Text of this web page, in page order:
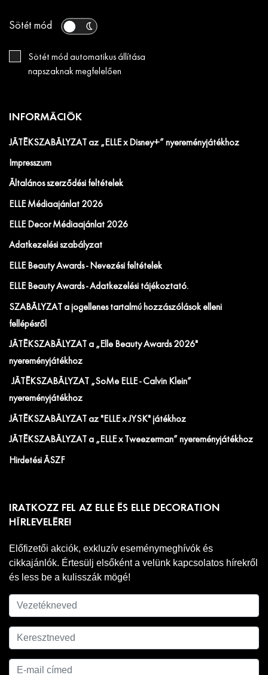
Sötét mód
Sötét mód automatikus állítása
napszaknak megfelelően
INFORMÁCIÓK
JÁTÉKSZABÁLYZAT az „ELLE x Disney+” nyereményjátékhoz
Impresszum
Általános szerződési feltételek
ELLE Médiaajánlat 2026
ELLE Decor Médiaajánlat 2026
Adatkezelési szabályzat
ELLE Beauty Awards - Nevezési feltételek
ELLE Beauty Awards - Adatkezelési tájékoztató.
SZABÁLYZAT a jogellenes tartalmú hozzászólások elleni
fellépésről
JÁTÉKSZABÁLYZAT a „Elle Beauty Awards 2026"
nyereményjátékhoz
JÁTÉKSZABÁLYZAT „SoMe ELLE - Calvin Klein”
nyereményjátékhoz
JÁTÉKSZABÁLYZAT az "ELLE x JYSK" játékhoz
JÁTÉKSZABÁLYZAT a „ELLE x Tweezerman” nyereményjátékhoz
Hirdetési ÁSZF
IRATKOZZ FEL AZ ELLE ÉS ELLE DECORATION
HÍRLEVELÉRE!
Előfizetői akciók, exkluzív eseménymeghívók és
cikkajánlók. Értesülj elsőként a velünk kapcsolatos hírekről
és less be a kulisszák mögé!